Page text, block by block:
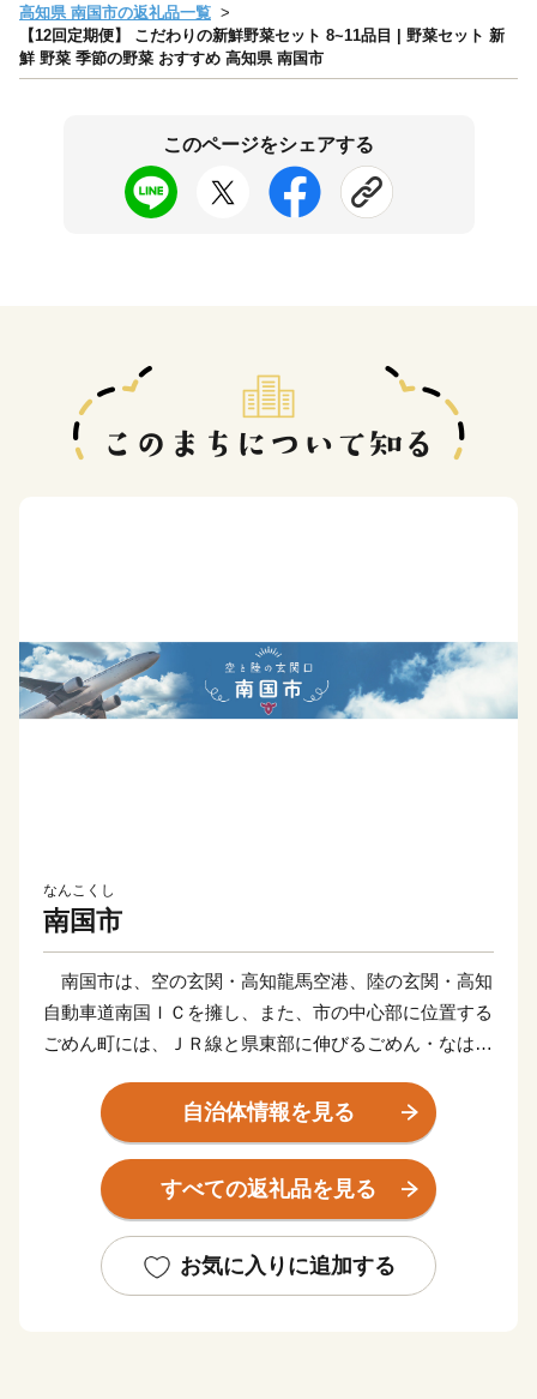
高知県 南国市の返礼品一覧
【12回定期便】 こだわりの新鮮野菜セット 8~11品目 | 野菜セット 新
鮮 野菜 季節の野菜 おすすめ 高知県 南国市
このページをシェアする
なんこくし
南国市
南国市は、空の玄関・高知龍馬空港、陸の玄関・高知
自動車道南国ＩＣを擁し、また、市の中心部に位置する
ごめん町には、ＪＲ線と県東部に伸びるごめん・なはり
面電車の始発駅「ごめん町駅」などがあり、土佐の旅の
玄関口として大きな役割を果たしています。
かつて土佐の国庁として栄えてきたこの街には、いに
しえの息吹を伝える多くの歴史遺産が点在し、土佐の稲
日本一の施設園芸野菜などが、豊かな食の実りを育んで
います。
自治体情報を見る
すべての返礼品を見る
お気に入りに追加する